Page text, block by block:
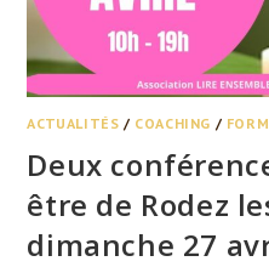
ACTUALITÉS / COACHING /
Deux
être de Rodez
dimanche 27